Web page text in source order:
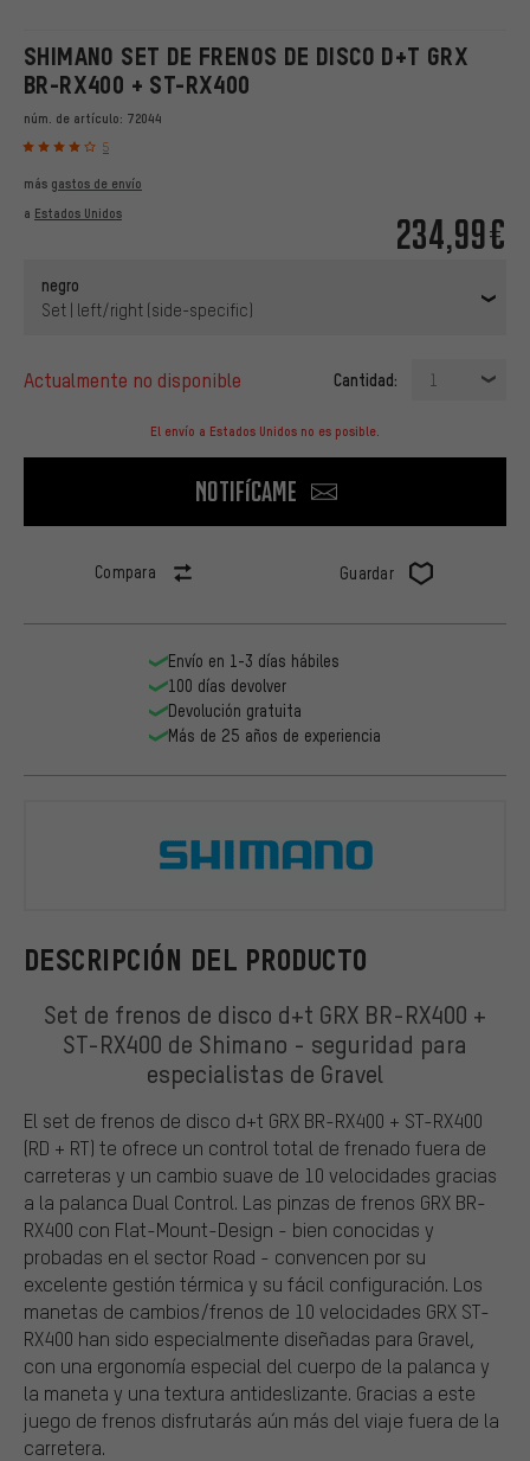
SHIMANO SET DE FRENOS DE DISCO D+T GRX
BR-RX400 + ST-RX400
núm. de artículo: 72044
5
234,99€
más gastos de envío
a Estados Unidos
negro
Set | left/right (side-specific)
actualmente no disponible Cantidad: 1
El envío a Estados Unidos no es posible.
Notifícame
Compara Guardar
DESCRIPCIÓN DEL PRODUCTO
Set de frenos de disco d+t GRX BR-RX400 +
ST-RX400 de Shimano - seguridad para
especialistas de Gravel
El set de frenos de disco d+t GRX BR-RX400 + ST-RX400
(RD + RT) te ofrece un control total de frenado fuera de
carreteras y un cambio suave de 10 velocidades gracias
a la palanca Dual Control. Las pinzas de frenos GRX BR-
RX400 con Flat-Mount-Design - bien conocidas y
probadas en el sector Road - convencen por su
excelente gestión térmica y su fácil configuración. Los
manetas de cambios/frenos de 10 velocidades GRX ST-
RX400 han sido especialmente diseñadas para Gravel,
con una ergonomía especial del cuerpo de la palanca y
la maneta y una textura antideslizante. Gracias a este
juego de frenos disfrutarás aún más del viaje fuera de la
carretera.
Envío en 1-3 días hábiles
100 días devolver
Devolución gratuita
Más de 25 años de experiencia
Shimano